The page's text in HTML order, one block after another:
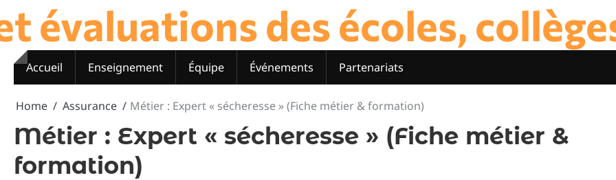
to
contentévaluations des écoles,
Accueil Enseignement Équipe Événements Partenariats
Home Assurance Métier : Expert « sécheresse » (Fiche métier & formation)
Métier : Expert « sécheresse » (Fiche métier &
formation)